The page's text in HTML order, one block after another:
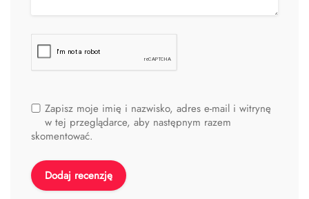
Zapisz moje imię i nazwisko, adres e-mail i witrynę
w tej przeglądarce, aby następnym razem
skomentować.